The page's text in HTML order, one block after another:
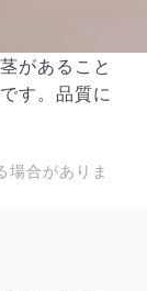
があること
す。品質に
合がありま